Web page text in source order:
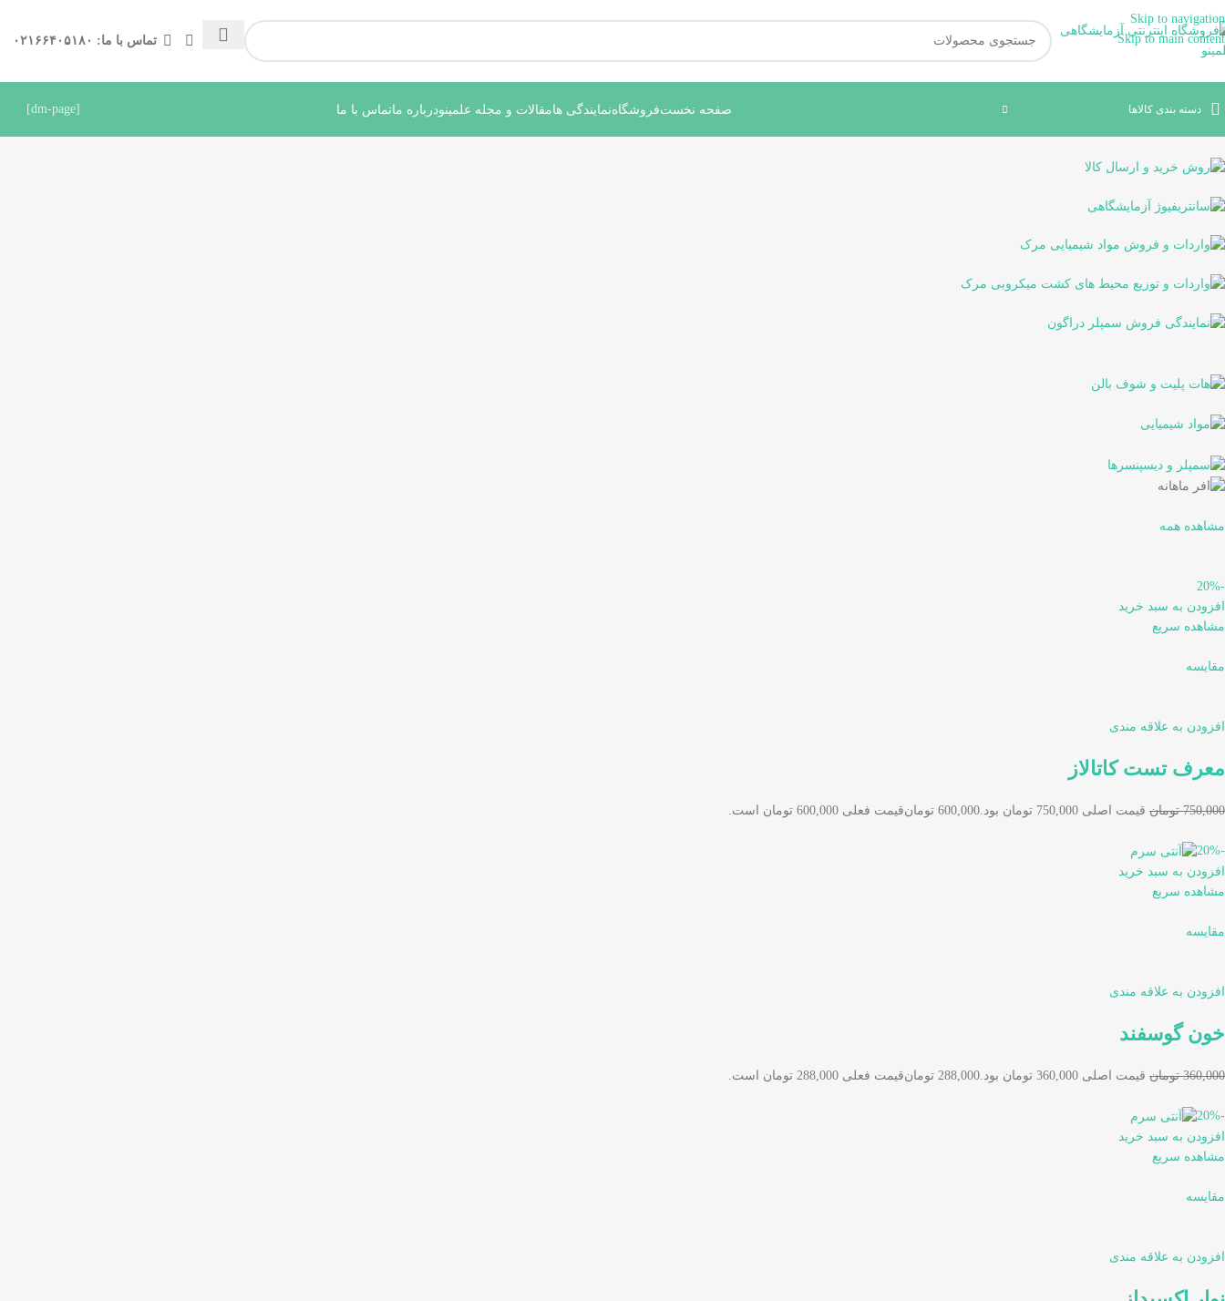
Skip to navigation
Skip to main content
تماس با ما: ۰۲۱۶۶۴۰۵۱۸۰
دسته بندی کالاها صفحه نخستفروشگاهنمایندگی هامقالات و مجله علمینودرباره ماتماس با ما [dm-page]
مشاهده همه
-20%
افزودن به سبد خرید
مشاهده سریع
مقایسه
افزودن به علاقه مندی
معرف تست کاتالاز
750,000 تومان قیمت اصلی 750,000 تومان بود. 600,000 تومان قیمت فعلی 600,000 تومان است.
-20%
افزودن به سبد خرید
مشاهده سریع
مقایسه
افزودن به علاقه مندی
خون گوسفند
360,000 تومان قیمت اصلی 360,000 تومان بود. 288,000 تومان قیمت فعلی 288,000 تومان است.
-20%
افزودن به سبد خرید
مشاهده سریع
مقایسه
افزودن به علاقه مندی